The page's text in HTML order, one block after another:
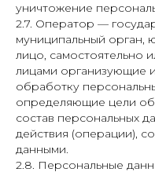
уничтожение
2.7. Оператор —
муниципальный орган,
лицо, самостоятельно
лицами организующие
обработку
определяющие цели
состав персональных
действия (операции),
данными.
2.8. Персональные